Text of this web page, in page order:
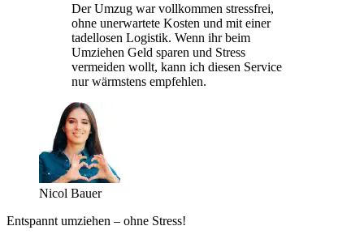
Der Umzug war vollkommen stressfrei,
ohne unerwartete Kosten und mit einer
tadellosen Logistik. Wenn ihr beim
Umziehen Geld sparen und Stress
vermeiden wollt, kann ich diesen Service
nur wärmstens empfehlen.
Nicol Bauer
Entspannt umziehen – ohne Stress!